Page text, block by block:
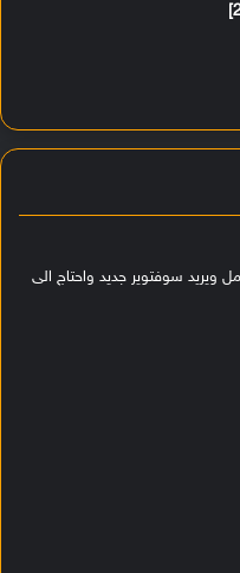
ويريد سوفتوير جديد واحتاج الى